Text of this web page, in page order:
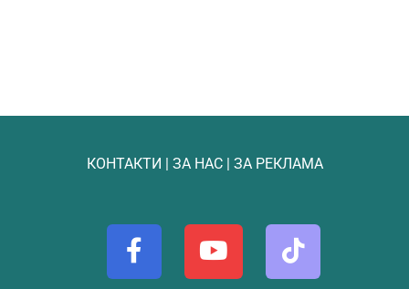
КОНТАКТИ | ЗА НАС| ЗА РЕКЛАМА